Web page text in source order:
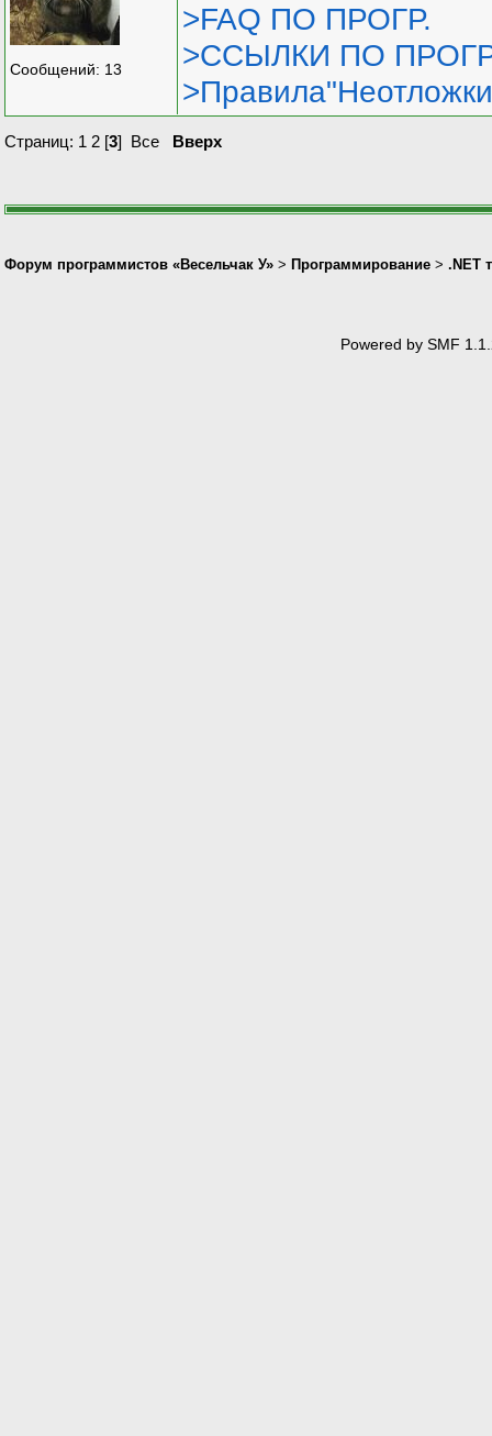
Сообщений: 13
>FAQ ПО ПРОГР.
>ССЫЛКИ ПО
Страниц: 1 2 [3] Все Вверх
Форум программистов «Весельчак У» > Программирование > .NET
Powered by SMF